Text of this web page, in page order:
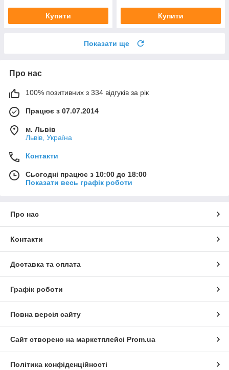
Купити Купити
Показати ще
Про нас
100% позитивних з 334 відгуків за рік
Працює з 07.07.2014
м. Львів
Львів, Україна
Контакти
Сьогодні працює з 10:00 до 18:00
Показати весь графік роботи
Про нас
Контакти
Доставка та оплата
Графік роботи
Повна версія сайту
Сайт створено на маркетплейсі Prom.ua
Політика конфіденційності